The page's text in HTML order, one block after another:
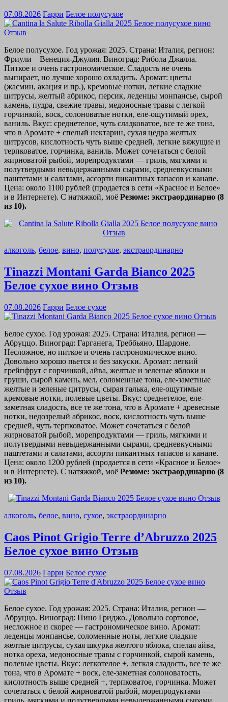
07.08.2026 Гарри Белое полусухое
Белое полусухое. Год урожая: 2025. Страна: Италия, регион:
Фриули – Венеция-Джулия. Виноград: Рибола Джалла.
Питкое и очень гастрономическое. Сладость не очень
выпирает, но лучше хорошо охладить. Аромат: цветы
(жасмин, акация и пр.), кремовые нотки, легкие сладкие
цитрусы, желтый абрикос, персик, леденцы монпансье, сырой
камень, пудра, свежие травы, медоносные травы с легкой
горчинкой, воск, солоноватые нотки, еле-ощутимый орех,
ваниль. Вкус: среднетелое, чуть сладковатое, все те же тона,
что в Аромате + спелый нектарин, сухая цедра желтых
цитрусов, кислотность чуть выше средней, легкие вяжущие и
терпковатое, горчинка, ваниль. Может сочетаться с белой
жирноватой рыбой, морепродуктами — гриль, мягкими и
полутвердыми невыдержанными сырами, средневкусными
паштетами и салатами, ассорти пикантных тапасов и канапе.
Цена: около 1100 рублей (продается в сети «Красное и Белое»
и в Интернете). С натяжкой, моё Резюме: экстраординарно (8
из 10).
алкоголь, белое, вино, полусухое, экстраординарно
Tinazzi Montani Garda Bianco 2025
Белое сухое вино Отзыв
07.08.2026 Гарри Белое сухое
Белое сухое. Год урожая: 2025. Страна: Италия, регион —
Абруццо. Виноград: Гарганега, Треббьяно, Шардоне.
Несложное, но питкое и очень гастрономическое вино.
Довольно хорошо пьется и без закуски. Аромат: легкий
грейпфрут с горчинкой, айва, желтые и зеленые яблоки и
груши, сырой камень, мел, соломенные тона, еле-заметные
желтые и зеленые цитрусы, сырая галька, еле-ощутимые
кремовые нотки, полевые цветы. Вкус: среднетелое, еле-
заметная сладость, все те же тона, что в Аромате + древесные
нотки, недозрелый абрикос, воск, кислотность чуть выше
средней, чуть терпковатое. Может сочетаться с белой
жирноватой рыбой, морепродуктами — гриль, мягкими и
полутвердыми невыдержанными сырами, средневкусными
паштетами и салатами, ассорти пикантных тапасов и канапе.
Цена: около 1200 рублей (продается в сети «Красное и Белое»
и в Интернете). С натяжкой, моё Резюме: экстраординарно (8
из 10).
алкоголь, белое, вино, сухое, экстраординарно
Caos Pinot Grigio Terre d’Abruzzo 2025
Белое сухое вино Отзыв
07.08.2026 Гарри Белое сухое
Белое сухое. Год урожая: 2025. Страна: Италия, регион —
Абруццо. Виноград: Пино Гриджо. Довольно сортовое,
несложное и скорее — гастрономическое вино. Аромат:
леденцы монпансье, соломенные ноты, легкие сладкие
желтые цитрусы, сухая шкурка желтого яблока, спелая айва,
нотка ореха, медоносные травы с горчинкой, сырой камень,
полевые цветы. Вкус: легкотелое +, легкая сладость, все те же
тона, что в Аромате + воск, еле-заметная солоноватость,
кислотность выше средней +, терпковатое, горчинка. Может
сочетаться с белой жирноватой рыбой, морепродуктами —
гриль, мягкими и полутвердыми невыдержанными сырами,